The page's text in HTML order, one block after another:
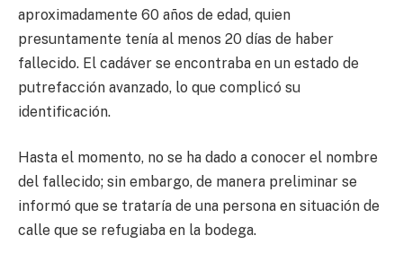
aproximadamente 60 años de edad, quien
presuntamente tenía al menos 20 días de haber
fallecido. El cadáver se encontraba en un estado de
putrefacción avanzado, lo que complicó su
identificación.
Hasta el momento, no se ha dado a conocer el nombre
del fallecido; sin embargo, de manera preliminar se
informó que se trataría de una persona en situación de
calle que se refugiaba en la bodega.